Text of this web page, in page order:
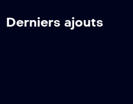
Derniers ajouts